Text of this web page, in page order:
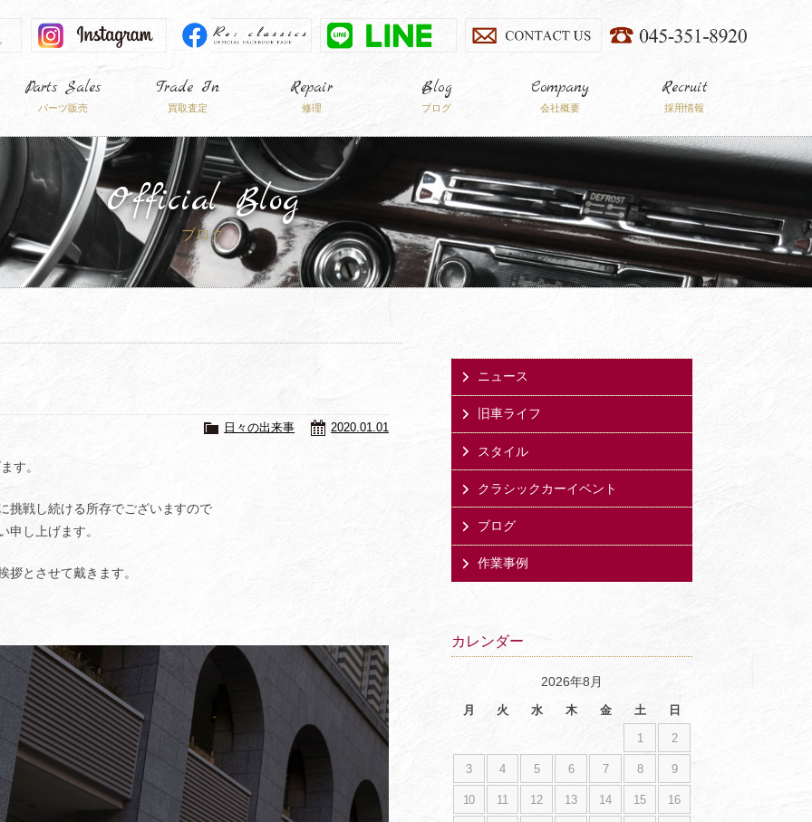
Parts Sales
パーツ販売
Trade In
買取査定
Repair
修理
Blog
ブログ
Company
会社概要
Recruit
採用情報
Official Blog
ブログ
2020.01.01
日々の出来事
す。
挑戦し続ける所存でございますので
し上げます。
とさせて戴きます。
ニュース
旧車ライフ
スタイル
クラシックカーイベント
ブログ
作業事例
カレンダー
2026年8月
月 火 水 木 金 土 日
1 2
3 4 5 6 7 8 9
10 11 12 13 14 15 16